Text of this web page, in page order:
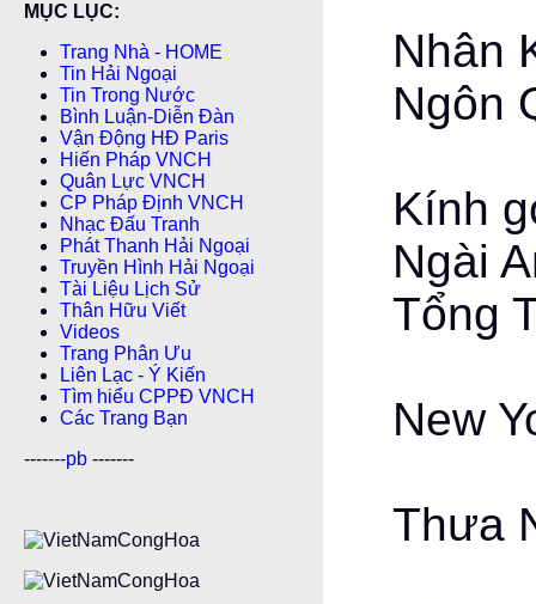
MỤC LỤC:
Trang Nhà - HOME
Tin Hải Ngoại
Tin Trong Nước
Bình Luận-Diễn Ðàn
Vận Động HĐ Paris
Hiến Pháp VNCH
Quân Lực VNCH
CP Pháp Ðịnh VNCH
Nhạc Đấu Tranh
Phát Thanh Hải Ngoại
Truyền Hình Hải Ngoại
Tài Liệu Lịch Sử
Thân Hữu Viết
Videos
Trang Phân Ưu
Liên Lạc - Ý Kiến
Tìm hiểu CPPÐ VNCH
Các Trang Bạn
-------pb -------
Nhân
Ngôn
Kính
Ngài
Tổng
New
Thưa